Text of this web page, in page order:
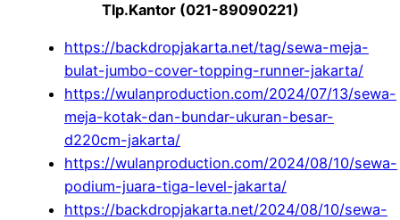
Tlp.Kantor (021-89090221)
https://backdropjakarta.net/tag/sewa-meja-
bulat-jumbo-cover-topping-runner-jakarta/
https://wulanproduction.com/2024/07/13/sewa-
meja-kotak-dan-bundar-ukuran-besar-
d220cm-jakarta/
https://wulanproduction.com/2024/08/10/sewa-
podium-juara-tiga-level-jakarta/
https://backdropjakarta.net/2024/08/10/sewa-